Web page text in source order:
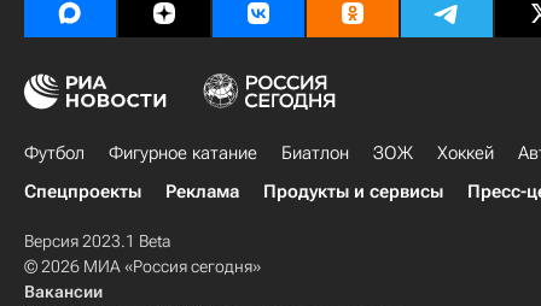
Футбол Фигурное катание Биатлон ЗОЖ Хоккей
Спецпроекты
Реклама Продукты и сервисы Пресс-
Версия 2023.1 Beta
© 2026 МИА «Россия сегодня»
Вакансии